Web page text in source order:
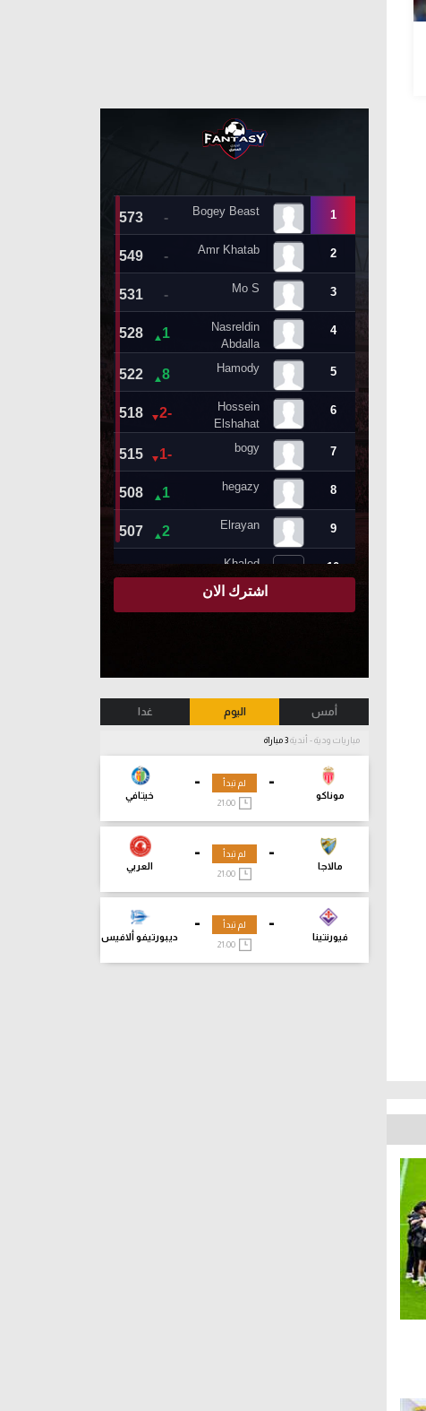
أمس اليوم غدا
مباريات ودية - أندية
-
موناكو
-
خيتافي
لم تبدأ
-
مالاجا
-
العربي
لم تبدأ
-
فيورنتينا
-
ديبورتيفو ألافيس
لم تبدأ